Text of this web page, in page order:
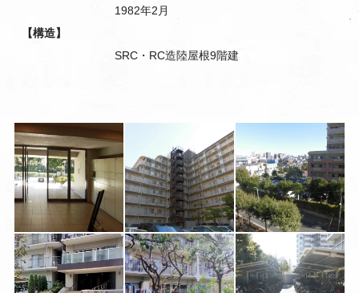
1982年2月
【構造】
SRC・RC造陸屋根9階建